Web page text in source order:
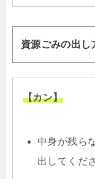
資源ごみの出し
【カン】
中身が残ら
出してくだ